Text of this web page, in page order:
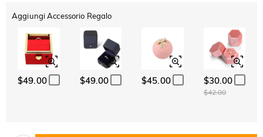
Aggiungi Accessorio Regalo
$49.00 $49.00 $45.00 $30.00
$42.00